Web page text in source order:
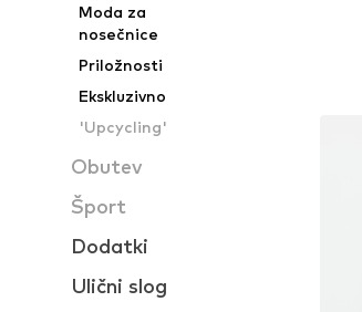
Moda za
nosečnice
Priložnosti
Ekskluzivno
'Upcycling'
Obutev
Šport
Dodatki
Ulični slog